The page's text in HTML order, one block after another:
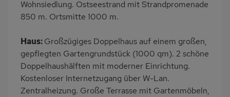
Kinderspielplatz
Grundstück
Gäste WC
Küche
Backofen
Geschirrspülmaschine
Kühlschrank
Ruhige Lage
Wohnsiedlung. Ostseestrand mit Strandpromenade
850 m. Ortsmitte 1000 m.
Haus:Großzügiges Doppelhaus auf einem großen,
gepflegten Gartengrundstück (1000 qm). 2 schöne
Doppelhaushälften mit moderner Einrichtung.
Kostenloser Internetzugang über W-Lan.
Zentralheizung. Große Terrasse mit Gartenmöbeln,